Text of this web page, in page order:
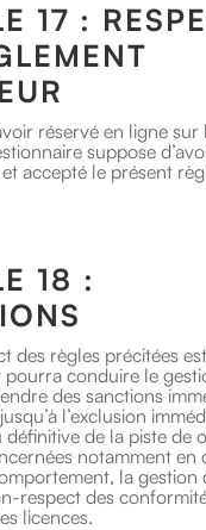
17 :
réservé en ligne sur
suppose
accepté le présent
18 :
des règles précitées
pourra conduire le
des sanctions
l’exclusion
de la piste de
notamment en
la gestion
respect des
licences.